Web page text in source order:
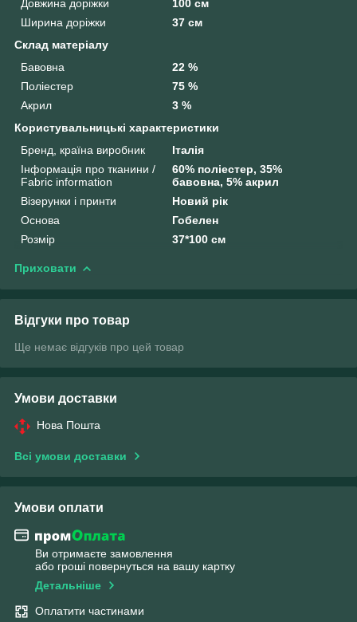
Довжина доріжки
100 см
Ширина доріжки
37 см
Склад матеріалу
Бавовна
22 %
Поліестер
75 %
Акрил
3 %
Користувальницькі характеристики
Бренд, країна виробник
Італія
Інформація про тканини /
Fabric information
60% поліестер, 35%
бавовна, 5% акрил
Візерунки і принти
Новий рік
Основа
Гобелен
Розмір
37*100 см
Приховати
Відгуки про товар
Ще немає відгуків про цей товар
Умови доставки
Нова Пошта
Всі умови доставки
Умови оплати
Ви отримаєте замовлення
або гроші повернуться на вашу картку
Детальніше
Оплатити частинами